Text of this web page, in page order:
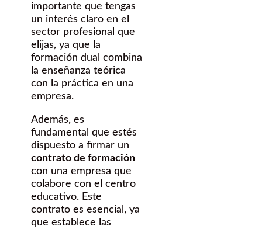
importante que tengas
un interés claro en el
sector profesional que
elijas, ya que la
formación dual combina
la enseñanza teórica
con la práctica en una
empresa.
Además, es
fundamental que estés
dispuesto a firmar un
contrato de formación
con una empresa que
colabore con el centro
educativo. Este
contrato es esencial, ya
que establece las